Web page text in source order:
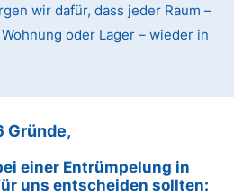
wir dafür, dass jeder Raum –
oder Lager – wieder in
Gründe,
einer Entrümpelung in
uns entscheiden sollten: